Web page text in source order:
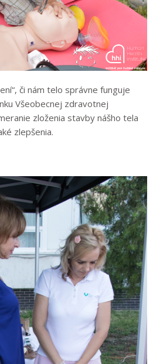
či nám telo správne funguje
Všeobecnej zdravotnej
zloženia stavby nášho tela
zlepšenia.